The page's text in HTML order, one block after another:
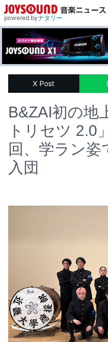
powered byナタリー
X Post
B&ZAI初の地
トリセツ 2.0
回、学ラン姿
入団